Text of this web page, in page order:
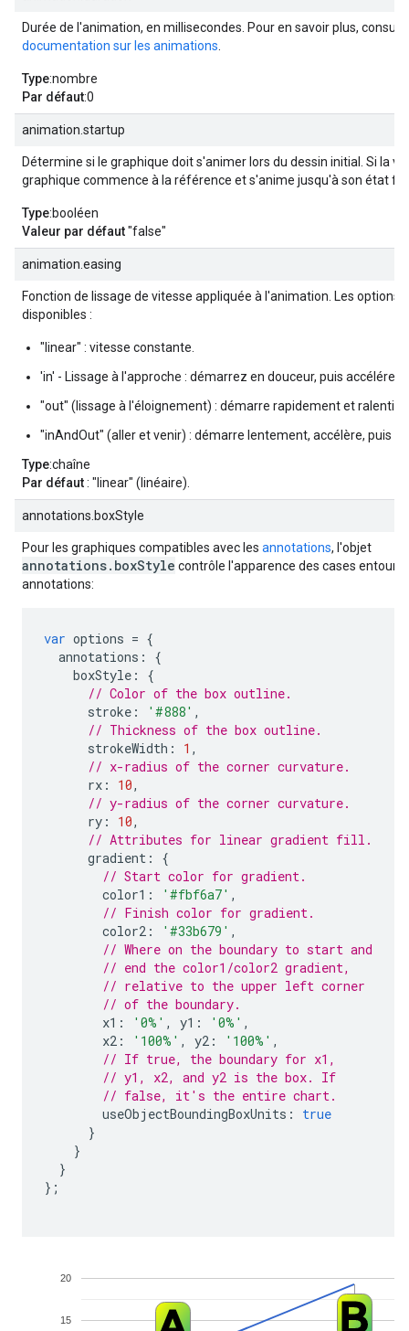
Durée de l'animation, en millisecondes. Pour en savoir plus,
documentation sur les animations
Type:nombre
Par défaut:0
animation.startup
Détermine si le graphique doit s'animer lors du dessin initial. Si la
graphique commence à la référence et s'anime jusqu'à son état
Type:booléen
Valeur par défaut"false"
animation.easing
Fonction de lissage de vitesse appliquée à l'animation. Les options
disponibles :
"linear" : vitesse constante.
'in' - Lissage à l'approche : démarrez en douceur, puis accélérez.
"out" (lissage à l'éloignement) : démarre rapidement et ralentit.
"inAndOut" (aller et venir) : démarre lentement, accélère, puis
Type:chaîne
Par défaut: "linear" (linéaire).
annotations.boxStyle
Pour les graphiques compatibles avec les annotations, l'objet
annotations.boxStyle contrôle l'apparence des cases
annotations:
var options = {
annotations :
{
boxStyle :
{
// Color of the box outline.
stroke : '#888' ,
// Thickness of the box outline.
strokeWidth : 1 ,
// x-radius of the corner curvature.
rx : 10,
// y-radius of the corner curvature.
ry : 10,
// Attributes for linear gradient fill.
gradient :
{
// Start color for gradient.
color1 : '#fbf6a7' ,
// Finish color for gradient.
color2 : '#33b679' ,
// Where on the boundary to start and
// end the color1/color2 gradient,
// relative to the upper left corner
// of the boundary.
x1 : '0%' , y1 : '0%' ,
x2 : '100%' , y2 : '100%' ,
// If true, the boundary for x1,
// y1, x2, and y2 is the box. If
// false, it's the entire chart.
useObjectBoundingBoxUnits :
true
}
}
}
};